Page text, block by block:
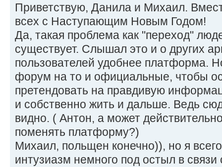
Приветствую, Данила и Михаил.
всех с Наступающим Новым Годом!
Да, такая проблема как "переход"
существует. Слышал это и о других
пользователей удобнее платформа.
форум на то и официальные, чтобы
претендовать на правдивую
и собственно жить и дальше. Ведь
видно. ( Антон, а может
поменять платформу?)
Михаил, польщен конечно)), но я
интузиазм немного под остыл в